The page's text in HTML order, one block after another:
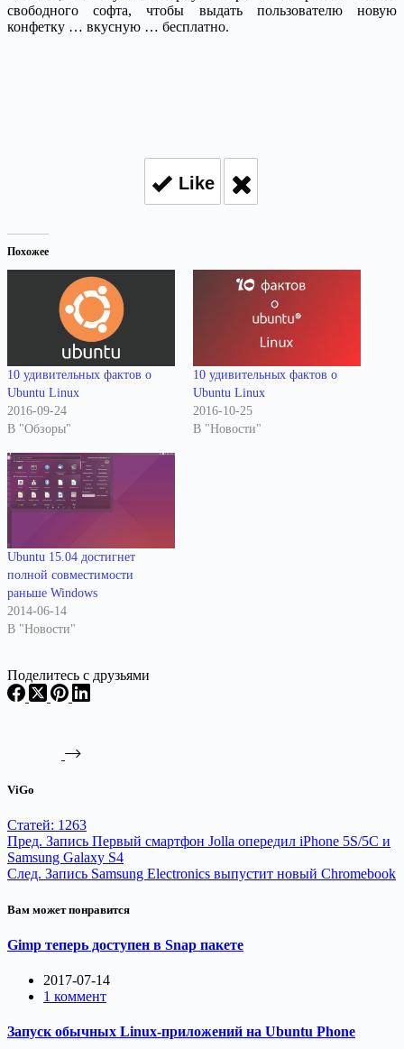
свободного софта, чтобы выдать пользователю новую
конфетку … вкусную … бесплатно.
Like
Похожее
10 удивительных фактов о
Ubuntu Linux
2016-09-24
В "Обзоры"
10 удивительных фактов о
Ubuntu Linux
2016-10-25
В "Новости"
Ubuntu 15.04 достигнет
полной совместимости
раньше Windows
2014-06-14
В "Новости"
Поделитесь с друзьями
ViGo
Статей: 1263
Пред. Запись Первый смартфон Jolla опередил iPhone 5S/5C и
Samsung Galaxy S4
След. Запись Samsung Electronics выпустит новый Chromebook
Вам может понравится
Gimp теперь доступен в Snap пакете
2017-07-14
1 коммент
Запуск обычных Linux-приложений на Ubuntu Phone